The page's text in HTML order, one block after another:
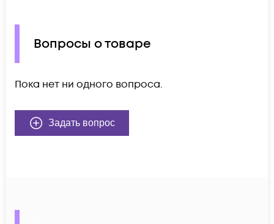
Вопросы о товаре
Пока нет ни одного вопроса.
Задать вопрос